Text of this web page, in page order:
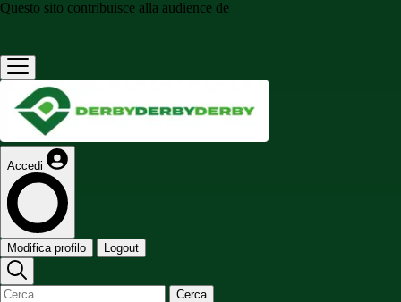
Questo sito contribuisce alla audience de
Accedi
Modifica profilo Logout
Cerca